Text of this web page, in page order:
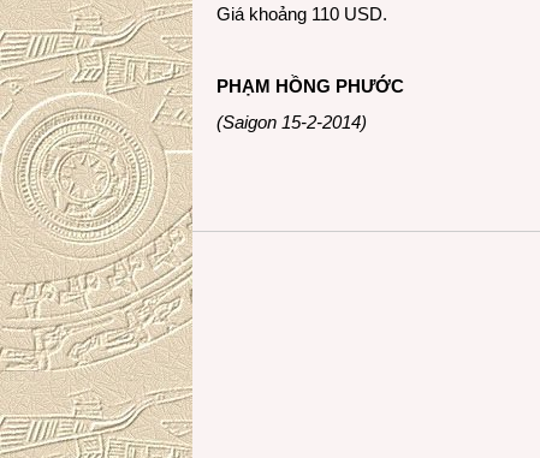
Giá khoảng 110 USD.
PHẠM HỒNG PHƯỚC
(Saigon 15-2-2014)